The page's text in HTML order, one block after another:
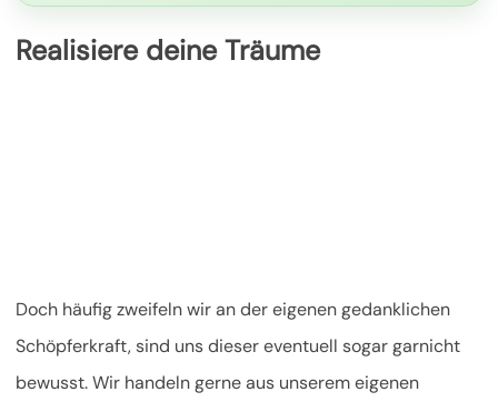
Realisiere deine Träume
Doch häufig zweifeln wir an der eigenen gedanklichen
Schöpferkraft, sind uns dieser eventuell sogar garnicht
bewusst. Wir handeln gerne aus unserem eigenen